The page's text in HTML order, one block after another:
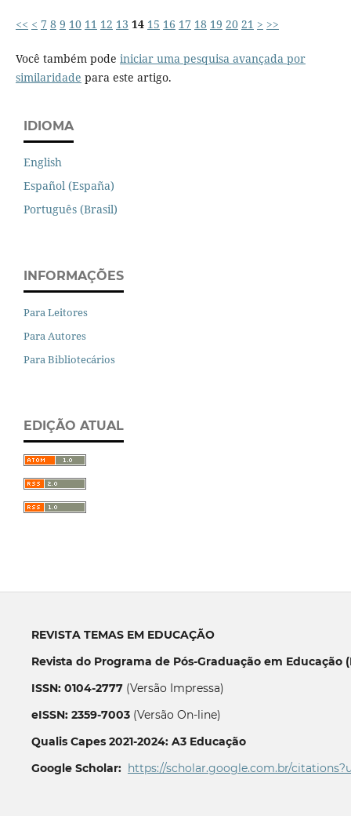
<< < 7 8 9 10 11 12 13 14 15 16 17 18 19 20 21 > >>
Você também pode iniciar uma pesquisa avançada por
similaridade para este artigo.
IDIOMA
English
Español (España)
Português (Brasil)
INFORMAÇÕES
Para Leitores
Para Autores
Para Bibliotecários
EDIÇÃO ATUAL
REVISTA TEMAS EM EDUCAÇÃO
Revista do Programa de Pós-Graduação em Educação
ISSN: 0104-2777(Versão Impressa)
eISSN: 2359-7003(Versão On-line)
Qualis Capes 2021-2024: A3 Educação
Google Scholar: https://scholar.google.com.br/